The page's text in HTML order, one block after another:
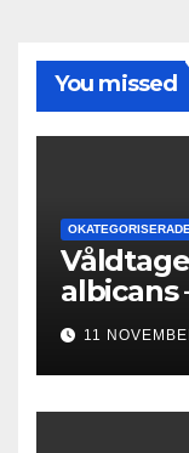
You missed
OKATEGORISERADE
albicans
11